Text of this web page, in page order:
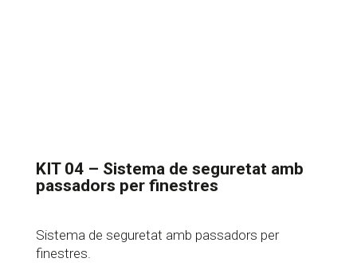
KIT 04 – Sistema de seguretat amb
passadors per finestres
Sistema de seguretat amb passadors per
finestres.